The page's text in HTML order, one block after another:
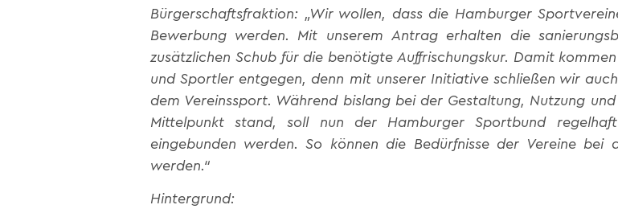
Bürgerschaftsfraktion: „Wir wollen, dass die Hamburger
Bewerbung werden. Mit unserem Antrag erhalten die
zusätzlichen Schub für die benötigte Auffrischungskur. Damit
und Sportler entgegen, denn mit unserer Initiative schließen wir
dem Vereinssport. Während bislang bei der Gestaltung, Nutzung
Mittelpunkt stand, soll nun der Hamburger Sportbund
eingebunden werden. So können die Bedürfnisse der Vereine
werden.“
Hintergrund: